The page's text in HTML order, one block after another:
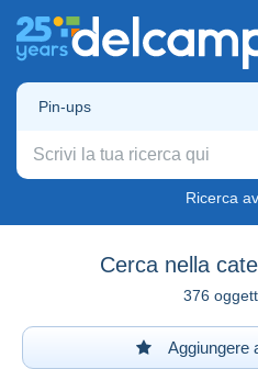
Pin-ups
Ricerca
Cerca nella
376
Aggiungere